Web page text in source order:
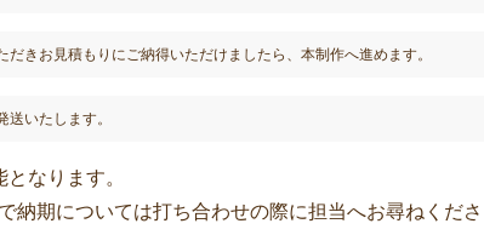
だきお見積もりにご納得いただけましたら、本制作へ進めます。
いたします。
なります。
納期については打ち合わせの際に担当へお尋ねくだ